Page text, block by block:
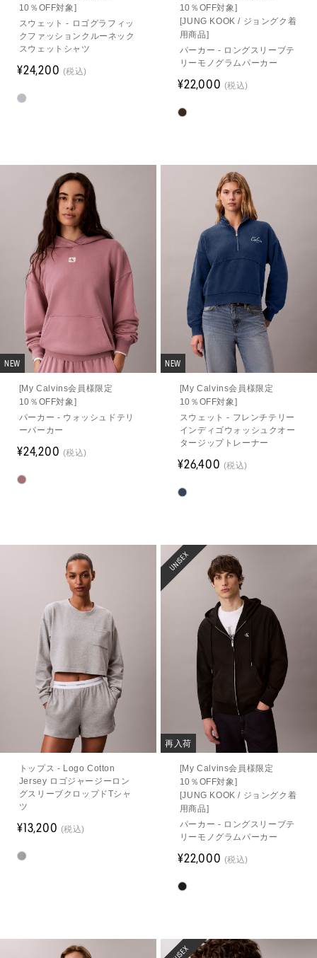
10％OFF対象]
スウェット - ロゴグラフィッ
クファッションクルーネック
スウェットシャツ
¥24,200 (税込)
10％OFF対象]
[JUNG KOOK / ジョングク着
用商品]
パーカー - ロングスリーブテ
リーモノグラムパーカー
¥22,000 (税込)
NEW
[My Calvins会員様限定
10％OFF対象]
パーカー - ウォッシュドテリ
ーパーカー
¥24,200 (税込)
NEW
[My Calvins会員様限定
10％OFF対象]
スウェット - フレンチテリー
インディゴウォッシュクオー
タージップトレーナー
¥26,400 (税込)
トップス - Logo Cotton
Jersey ロゴジャージーロン
グスリーブクロップドTシャ
ツ
¥13,200 (税込)
UNISEX
再入荷
[My Calvins会員様限定
10％OFF対象]
[JUNG KOOK / ジョングク着
用商品]
パーカー - ロングスリーブテ
リーモノグラムパーカー
¥22,000 (税込)